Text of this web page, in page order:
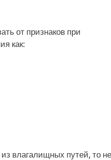
от признаков при
как:
влагалищных путей, то не